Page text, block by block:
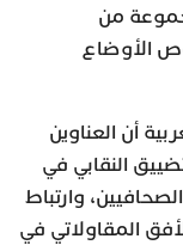
من
الأوضاع
أن العناوين
النقابي في
وارتباط
المقاولاتي في